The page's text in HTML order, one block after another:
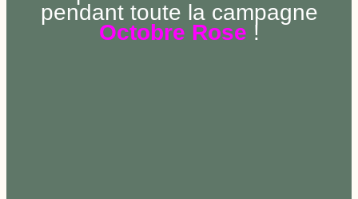
pendant toute la campagne
Octobre Rose !